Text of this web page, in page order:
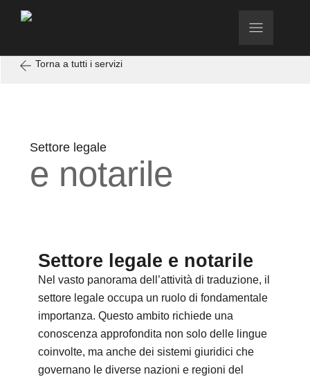
Torna a tutti i servizi
Settore legale
e notarile
Settore legale e notarile
Nel vasto panorama dell’attività di traduzione, il
settore legale occupa un ruolo di fondamentale
importanza. Questo ambito richiede una
conoscenza approfondita non solo delle lingue
coinvolte, ma anche dei sistemi giuridici che
governano le diverse nazioni e regioni del